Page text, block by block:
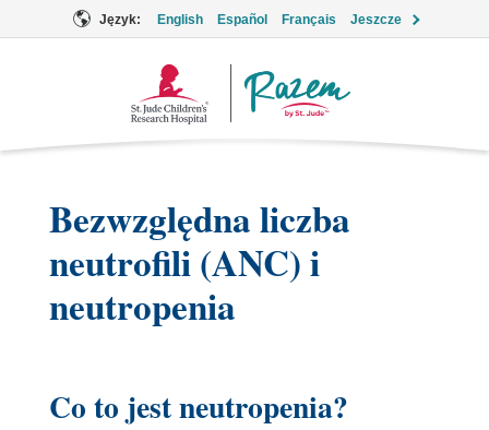
Język: English Español Français Jeszcze
Logo
Bezwzględna liczba
neutrofili (ANC) i
neutropenia
Co to jest neutropenia?